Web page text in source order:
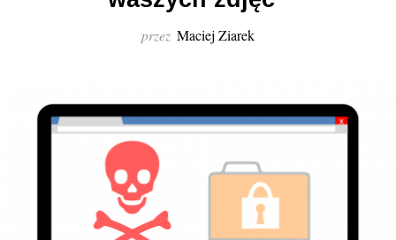
przez Maciej Ziarek